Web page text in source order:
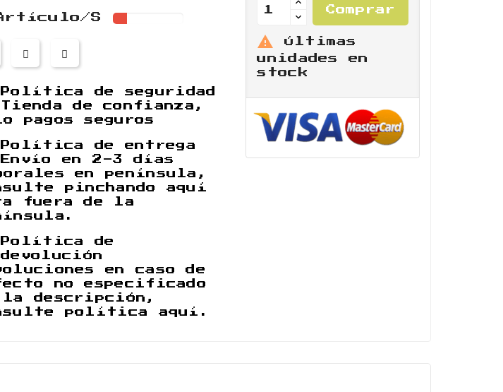
s
Política de seguridad
Tienda de confianza,
pagos seguros
Política de entrega
Envío en 2-3 días
en península,
pinchando aquí
fuera de la
Política de
devolución
en caso de
no especificado
la descripción,
política aquí.
Comprar

Últimas
unidades en
stock